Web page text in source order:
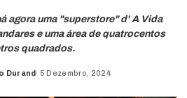
agora uma "superstore" d' A Vida
e uma área de quatrocentos
quadrados.
Durand 5 Dezembro, 2024